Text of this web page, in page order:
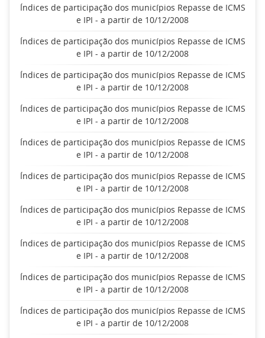
Índices de participação dos municípios Repasse de ICMS
e IPI - a partir de 10/12/2008
Índices de participação dos municípios Repasse de ICMS
e IPI - a partir de 10/12/2008
Índices de participação dos municípios Repasse de ICMS
e IPI - a partir de 10/12/2008
Índices de participação dos municípios Repasse de ICMS
e IPI - a partir de 10/12/2008
Índices de participação dos municípios Repasse de ICMS
e IPI - a partir de 10/12/2008
Índices de participação dos municípios Repasse de ICMS
e IPI - a partir de 10/12/2008
Índices de participação dos municípios Repasse de ICMS
e IPI - a partir de 10/12/2008
Índices de participação dos municípios Repasse de ICMS
e IPI - a partir de 10/12/2008
Índices de participação dos municípios Repasse de ICMS
e IPI - a partir de 10/12/2008
Índices de participação dos municípios Repasse de ICMS
e IPI - a partir de 10/12/2008